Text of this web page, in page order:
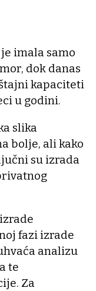
imala samo
dok danas
kapaciteti
u godini.
slika
bolje, ali kako
su izrada
fazi izrade
analizu
te
Za